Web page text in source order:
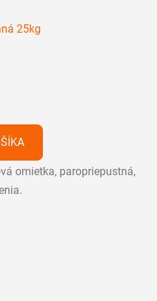
25kg
omietka, paropriepustná,